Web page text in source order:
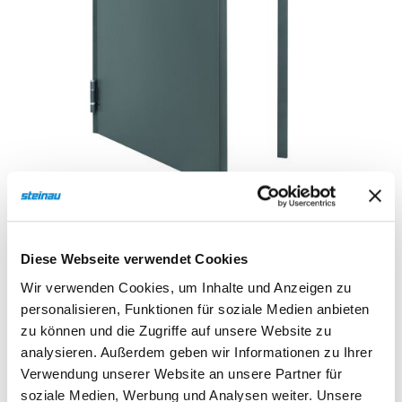
Diese Webseite verwendet Cookies
Wir verwenden Cookies, um Inhalte und Anzeigen zu
personalisieren, Funktionen für soziale Medien anbieten
zu können und die Zugriffe auf unsere Website zu
analysieren. Außerdem geben wir Informationen zu Ihrer
Verwendung unserer Website an unsere Partner für
soziale Medien, Werbung und Analysen weiter. Unsere
Dachboden­treppen
Zur Merkliste
Beschreibung Eigenschaften